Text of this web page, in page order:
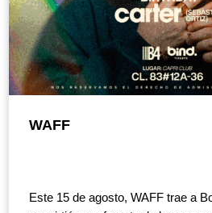
WAFF
Este 15 de agosto, WAFF trae a